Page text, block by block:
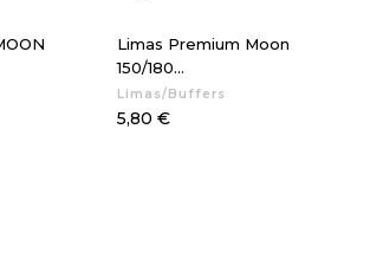
Limas Premium Moon
150/180...
Limas/Buffers
Preço
5,80 €